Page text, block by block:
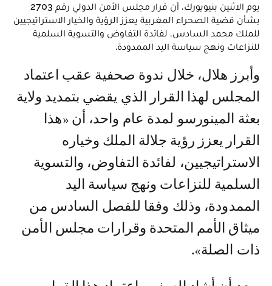
يوم الاثنين بنيويورك، أن قرار مجلس الأمن الدولي رقم 2703
بشأن قضية الصحراء المغربية يعزز الرؤية والخيار الاستراتيجيين
للملك محمد السادس، لفائدة التفاوض والتسوية السلمية
للنزاعات ونهج سياسة اليد الممدودة.
وأبرز هلال، خلال ندوة صحفية عقب اعتماد
المجلس لهذا القرار الذي يقضي بتمديد ولاية
بعثة المينورسو لمدة عام واحد، أن «هذا
القرار يعزز رؤية جلالة الملك وخياره
الاستراتيجيين، لفائدة التفاوض، والتسوية
السلمية للنزاعات ونهج سياسة اليد
الممدودة، وذلك وفقا للفصل السادس من
ميثاق الأمم المتحدة وقرارات مجلس الأمن
ذات الصلة».